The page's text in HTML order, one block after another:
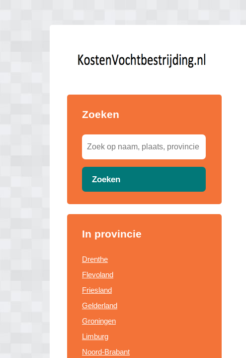
Zoeken
Zoeken
In provincie
Drenthe
Flevoland
Friesland
Gelderland
Groningen
Limburg
Noord-Brabant